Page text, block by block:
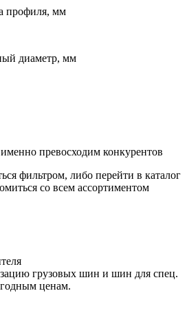
профиля, мм
диаметр, мм
превосходим конкурентов
фильтром, либо перейти в каталог
со всем ассортиментом
грузовых шин и шин для спец.
ценам.